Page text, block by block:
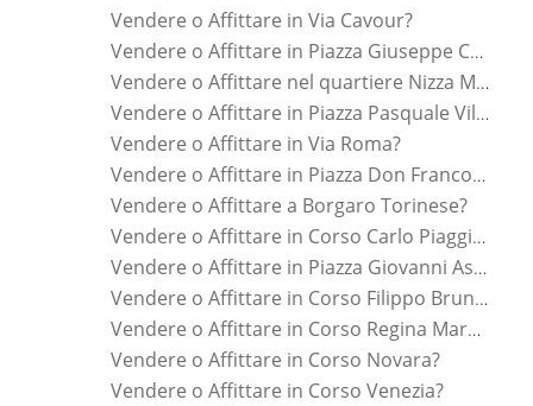
Vendere o Affittare in Via Cavour?
Vendere o Affittare in Piazza Giuseppe Cesare Abba?
Vendere o Affittare nel quartiere Nizza Millefonti?
Vendere o Affittare in Piazza Pasquale Villari?
Vendere o Affittare in Via Roma?
Vendere o Affittare in Piazza Don Franco Delpiano?
Vendere o Affittare a Borgaro Torinese?
Vendere o Affittare in Corso Carlo Piaggia?
Vendere o Affittare in Piazza Giovanni Astengo?
Vendere o Affittare in Corso Filippo Brunelleschi?
Vendere o Affittare in Corso Regina Margherita?
Vendere o Affittare in Corso Novara?
Vendere o Affittare in Corso Venezia?